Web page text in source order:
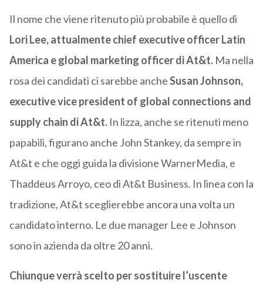
Il nome che viene ritenuto più probabile è quello di
Lori Lee, attualmente chief executive officer Latin
America e global marketing officer di At&t.Ma nella
rosa dei candidati ci sarebbe ancheSusan Johnson,
executive vice president of global connections and
supply chain di At&t.In lizza, anche se ritenuti meno
papabili, figurano anche John Stankey, da sempre in
At&t e che oggi guida la divisione WarnerMedia, e
Thaddeus Arroyo, ceo di At&t Business. In linea con la
tradizione, At&t sceglierebbe ancora una volta un
candidato interno. Le due manager Lee e Johnson
sono in azienda da oltre 20 anni.
Chiunque verrà scelto per sostituire l’uscente